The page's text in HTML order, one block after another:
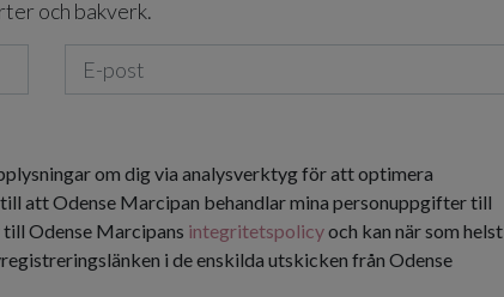
och bakverk.
om dig via analysverktyg för att optimera
att Odense Marcipan behandlar mina personuppgifter till
Odense Marcipans integritetspolicyoch kan när som helst
i de enskilda utskicken från Odense